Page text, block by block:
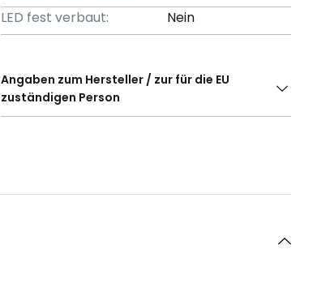
LED fest verbaut:
Nein
Angaben zum Hersteller / zur für die EU
zuständigen Person